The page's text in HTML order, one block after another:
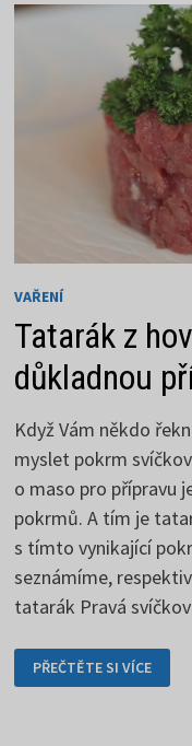
VAŘENÍ
Tatarák z
důkladnou
Když Vám někdo
myslet pokrm
o maso pro přípravu
pokrmů. A tím je
s tímto vynikající
seznámíme,
tatarák Pravá
TATARÁK
Z
HOVĚZÍHO
PŘEČTĚTE SI VÍCE